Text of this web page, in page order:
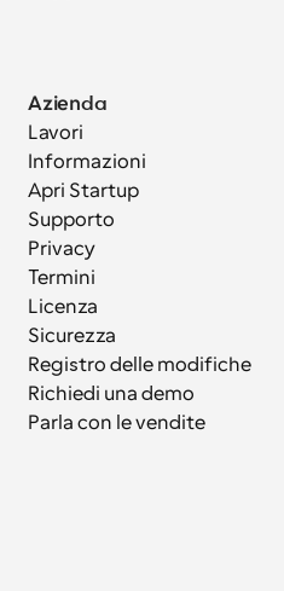
Azienda
Lavori
Informazioni
Apri Startup
Supporto
Privacy
Termini
Licenza
Sicurezza
Registro delle modifiche
Richiedi una demo
Parla con le vendite